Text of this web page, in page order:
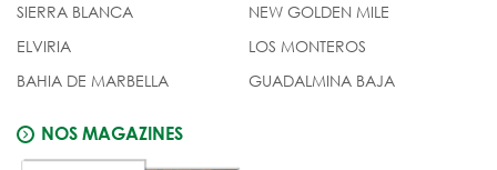
SIERRA BLANCA
ELVIRIA
BAHIA DE MARBELLA
NEW GOLDEN MILE
LOS MONTEROS
GUADALMINA BAJA
NOS MAGAZINES